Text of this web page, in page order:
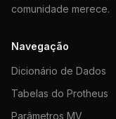
comunidade merece.
Navegação
Dicionário de Dados
Tabelas do Protheus
Parâmetros MV_